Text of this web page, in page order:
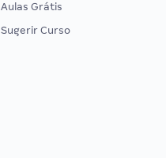
Aulas Grátis
Sugerir Curso